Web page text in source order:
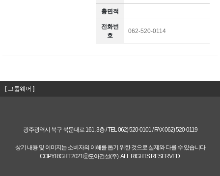
총면적
전화번
호
062-520-0114
[ 그룹웨어 ]
광주광역시 북구 북문대로 161, 3층 / TEL 062) 520-0101 / FAX 062) 520-0119
상기 내용 및 이미지는 소비자의 이해를 돕기 위한 것으로 실제와 다를 수 있습니다
COPYRIGHT 2021ⓒ모아건설(주). ALL RIGHTS RESERVED.